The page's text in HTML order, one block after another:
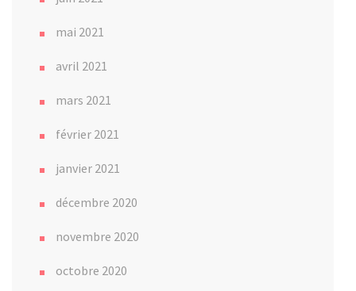
mai 2021
avril 2021
mars 2021
février 2021
janvier 2021
décembre 2020
novembre 2020
octobre 2020